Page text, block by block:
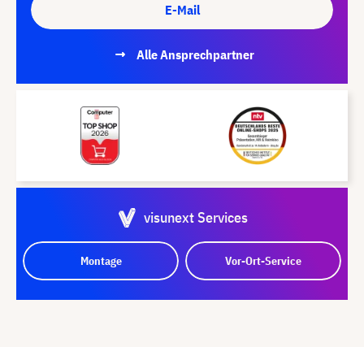
E-Mail
Alle Ansprechpartner
visunext Services
Montage Vor-Ort-Service